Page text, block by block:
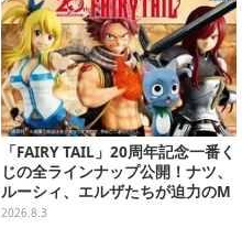
「FAIRY TAIL」20周年記念一番く
じの全ラインナップ公開！ナツ、
ルーシィ、エルザたちが迫力のM
ASTERLISEで初登場
2026.8.3